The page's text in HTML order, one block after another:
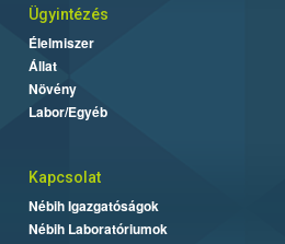
Ügyintézés
Élelmiszer
Állat
Növény
Labor/Egyéb
Kapcsolat
Nébih Igazgatóságok
Nébih Laboratóriumok